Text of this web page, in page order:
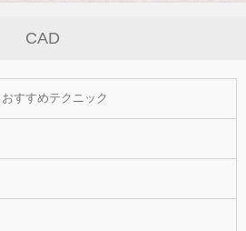
CAD
すすめテクニック